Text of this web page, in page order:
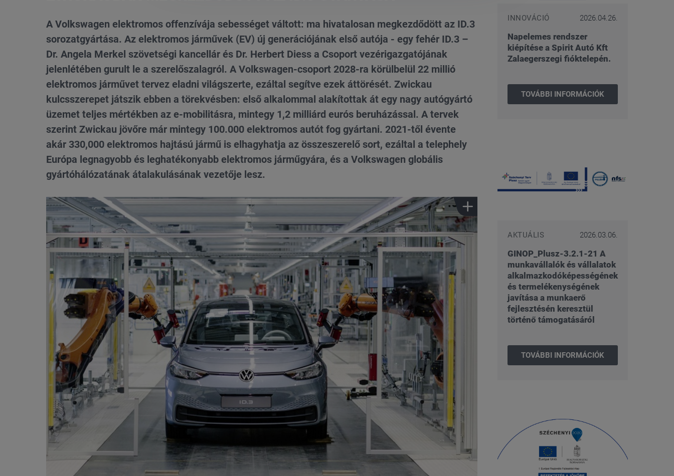
A Volkswagen elektromos offenzívája sebességet váltott: ma hivatalosan megkezdődött az ID.3
sorozatgyártása. Az elektromos járművek (EV) új generációjának első autója - egy fehér ID.3 –
Dr. Angela Merkel szövetségi kancellár és Dr. Herbert Diess a Csoport vezérigazgatójának
jelenlétében gurult le a szerelőszalagról. A Volkswagen-csoport 2028-ra körülbelül 22 millió
elektromos járművet tervez eladni világszerte, ezáltal segítve ezek áttörését. Zwickau
kulcsszerepet játszik ebben a törekvésben: első alkalommal alakítottak át egy nagy autógyártó
üzemet teljes mértékben az e-mobilitásra, mintegy 1,2 milliárd eurós beruházással. A tervek
szerint Zwickau jövőre már mintegy 100.000 elektromos autót fog gyártani. 2021-től évente
akár 330,000 elektromos hajtású jármű is elhagyhatja az összeszerelő sort, ezáltal a telephely
Európa legnagyobb és leghatékonyabb elektromos járműgyára, és a Volkswagen globális
gyártóhálózatának átalakulásának vezetője lesz.
INNOVÁCIÓ 2026.04.26.
Napelemes rendszer
kiépítése a Spirit Autó Kft
Zalaegerszegi fióktelepén.
TOVÁBBI INFORMÁCIÓK
AKTUÁLIS 2026.03.06.
GINOP_Plusz-3.2.1-21 A
munkavállalók és vállalatok
alkalmazkodóképességének
és termelékenységének
javítása a munkaerő
fejlesztésén keresztül
történő támogatásáról
TOVÁBBI INFORMÁCIÓK